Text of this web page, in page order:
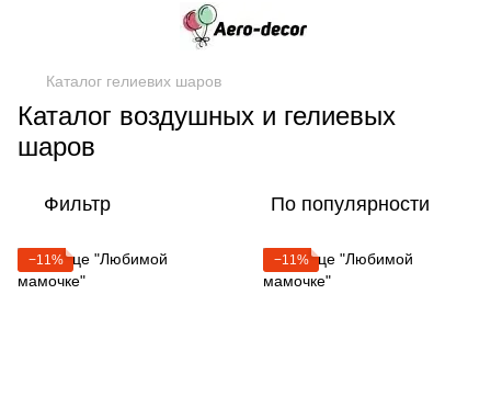
Каталог гелиевих шаров
Каталог воздушных и гелиевых
шаров
Фильтр По популярности
−11% −11%